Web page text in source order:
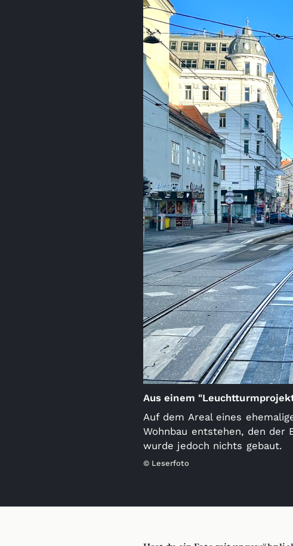
Aus einem
Auf dem Areal eines
Wohnbau entstehen, den der
wurde jedoch nichts gebaut.
© Leserfoto